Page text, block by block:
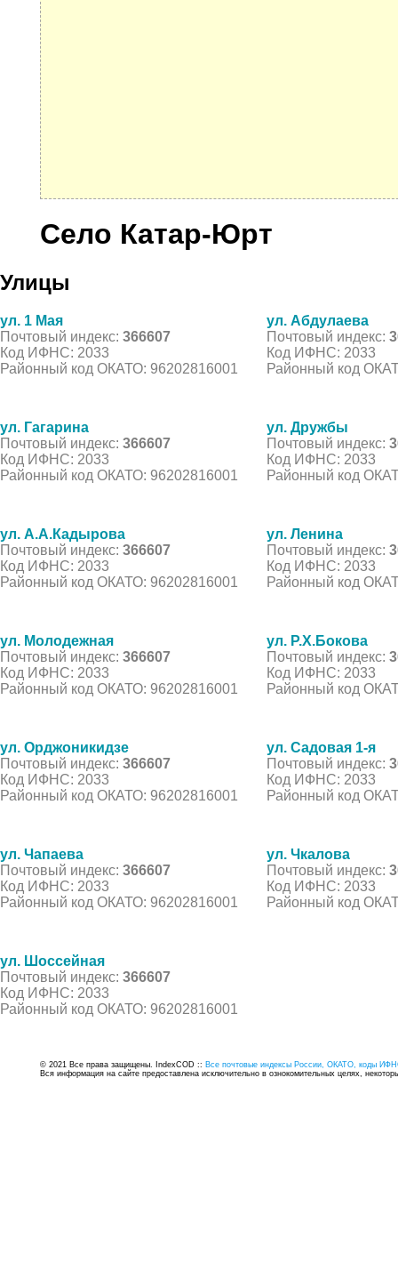
Село Катар-Юрт
Улицы
ул. 1 Мая
Почтовый индекс: 366607
Код ИФНС: 2033
Районный код ОКАТО: 96202816001
ул. Абдулаева
Почтовый индекс:
Код ИФНС: 2033
Районный код
ул. Гагарина
Почтовый индекс: 366607
Код ИФНС: 2033
Районный код ОКАТО: 96202816001
ул. Дружбы
Почтовый индекс:
Код ИФНС: 2033
Районный код
ул. А.А.Кадырова
Почтовый индекс: 366607
Код ИФНС: 2033
Районный код ОКАТО: 96202816001
ул. Ленина
Почтовый индекс:
Код ИФНС: 2033
Районный код
ул. Молодежная
Почтовый индекс: 366607
Код ИФНС: 2033
Районный код ОКАТО: 96202816001
ул. Р.Х.Бокова
Почтовый индекс:
Код ИФНС: 2033
Районный код
ул. Орджоникидзе
Почтовый индекс: 366607
Код ИФНС: 2033
Районный код ОКАТО: 96202816001
ул. Садовая 1-я
Почтовый индекс:
Код ИФНС: 2033
Районный код
ул. Чапаева
Почтовый индекс: 366607
Код ИФНС: 2033
Районный код ОКАТО: 96202816001
ул. Чкалова
Почтовый индекс:
Код ИФНС: 2033
Районный код
ул. Шоссейная
Почтовый индекс: 366607
Код ИФНС: 2033
Районный код ОКАТО: 96202816001
© 2021 Все права защищены. IndexCOD :: Все почтовые индексы России, ОКАТО, коды
Вся информация на сайте предоставлена исключительно в ознокомительных целях,